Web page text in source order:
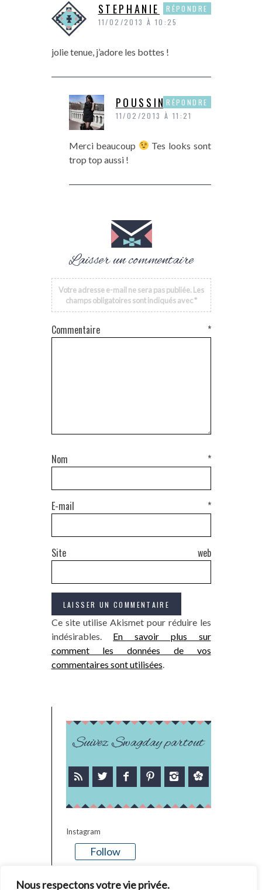
Nous respectons votre vie privée.
STEPHANIE
11/02/2013 À 10:25
jolie tenue, j’adore les bottes !
RÉPONDRE
POUSSINE
11/02/2013 À 11:21
Merci beaucoup
Tes looks sont
trop top aussi !
RÉPONDRE
Laisser un commentaire
Votre adresse e-mail ne sera pas publiée. Les
champs obligatoires sont indiqués avec*
Commentaire *
Nom *
E-mail *
Site web
Ce site utilise Akismet pour réduire les
indésirables. En savoir plus sur
comment les données de vos
commentaires sont utilisées
Suivez Swagday partout
Instagram
Follow